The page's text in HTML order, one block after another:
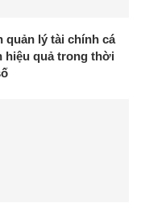
quản lý tài chính cá
hiệu quả trong thời